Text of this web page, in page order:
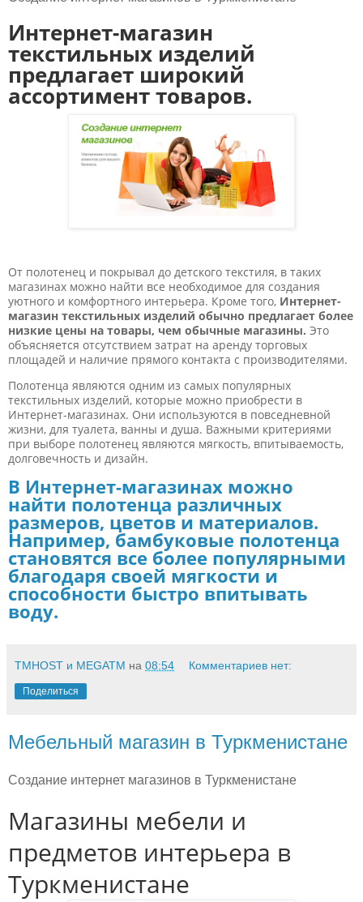
Интернет-магазин
текстильных изделий
предлагает широкий
ассортимент товаров.
От полотенец и покрывал до детского текстиля, в таких
магазинах можно найти все необходимое для создания
уютного и комфортного интерьера. Кроме того, Интернет-
магазин текстильных изделий обычно предлагает более
низкие цены на товары, чем обычные магазины. Это
объясняется отсутствием затрат на аренду торговых
площадей и наличие прямого контакта с производителями.
Полотенца являются одним из самых популярных
текстильных изделий, которые можно приобрести в
Интернет-магазинах. Они используются в повседневной
жизни, для туалета, ванны и душа. Важными критериями
при выборе полотенец являются мягкость, впитываемость,
долговечность и дизайн.
В Интернет-магазинах можно
найти полотенца различных
размеров, цветов и материалов.
Например, бамбуковые полотенца
становятся все более популярными
благодаря своей мягкости и
способности быстро впитывать
воду.
TMHOST и MEGATM на 08:54 Комментариев нет:
Поделиться
Мебельный магазин в Туркменистане
Создание интернет магазинов в Туркменистане
Магазины мебели и
предметов интерьера в
Туркменистане